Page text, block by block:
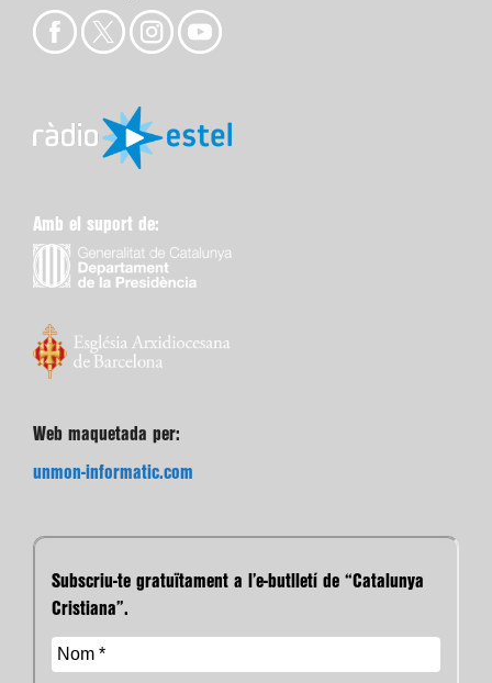
Amb el suport de:
Web maquetada per:
unmon-informatic.com
Subscriu-te gratuïtament a l’e-butlletí de “Catalunya
Cristiana”.